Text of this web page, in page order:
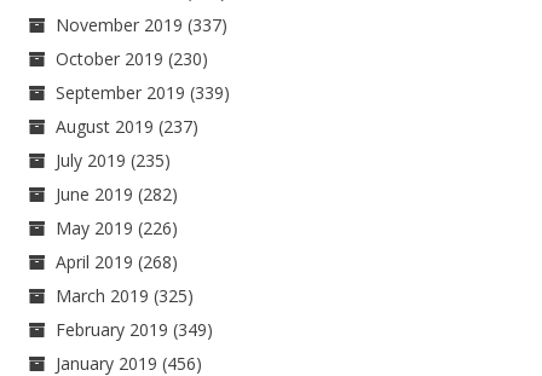
November 2019 (337)
October 2019 (230)
September 2019 (339)
August 2019 (237)
July 2019 (235)
June 2019 (282)
May 2019 (226)
April 2019 (268)
March 2019 (325)
February 2019 (349)
January 2019 (456)